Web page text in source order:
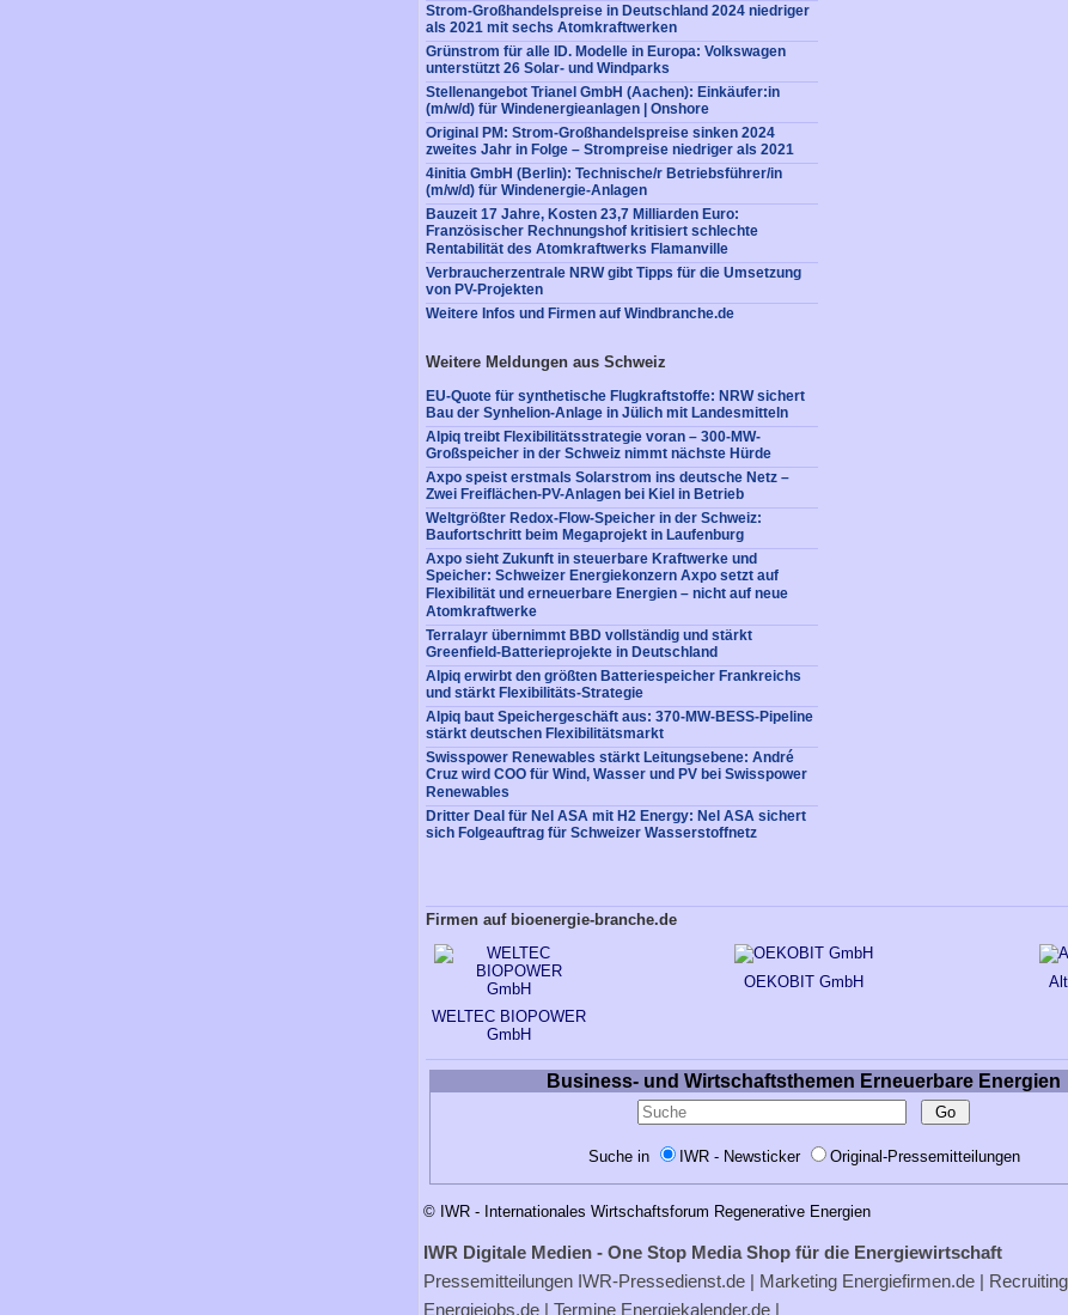
Strom-Großhandelspreise in Deutschland 2024 niedriger
als 2021 mit sechs Atomkraftwerken
Grünstrom für alle ID. Modelle in Europa: Volkswagen
unterstützt 26 Solar- und Windparks
Stellenangebot Trianel GmbH (Aachen): Einkäufer:in
(m/w/d) für Windenergieanlagen | Onshore
Original PM: Strom-Großhandelspreise sinken 2024
zweites Jahr in Folge – Strompreise niedriger als 2021
4initia GmbH (Berlin): Technische/r Betriebsführer/in
(m/w/d) für Windenergie-Anlagen
Bauzeit 17 Jahre, Kosten 23,7 Milliarden Euro:
Französischer Rechnungshof kritisiert schlechte
Rentabilität des Atomkraftwerks Flamanville
Verbraucherzentrale NRW gibt Tipps für die Umsetzung
von PV-Projekten
Weitere Infos und Firmen auf Windbranche.de
Weitere Meldungen aus Schweiz
EU-Quote für synthetische Flugkraftstoffe: NRW sichert
Bau der Synhelion-Anlage in Jülich mit Landesmitteln
Alpiq treibt Flexibilitätsstrategie voran – 300-MW-
Großspeicher in der Schweiz nimmt nächste Hürde
Axpo speist erstmals Solarstrom ins deutsche Netz –
Zwei Freiflächen-PV-Anlagen bei Kiel in Betrieb
Weltgrößter Redox-Flow-Speicher in der Schweiz:
Baufortschritt beim Megaprojekt in Laufenburg
Axpo sieht Zukunft in steuerbare Kraftwerke und
Speicher: Schweizer Energiekonzern Axpo setzt auf
Flexibilität und erneuerbare Energien – nicht auf neue
Atomkraftwerke
Terralayr übernimmt BBD vollständig und stärkt
Greenfield-Batterieprojekte in Deutschland
Alpiq erwirbt den größten Batteriespeicher Frankreichs
und stärkt Flexibilitäts-Strategie
Alpiq baut Speichergeschäft aus: 370-MW-BESS-Pipeline
stärkt deutschen Flexibilitätsmarkt
Swisspower Renewables stärkt Leitungsebene: André
Cruz wird COO für Wind, Wasser und PV bei Swisspower
Renewables
Dritter Deal für Nel ASA mit H2 Energy: Nel ASA sichert
sich Folgeauftrag für Schweizer Wasserstoffnetz
Firmen auf bioenergie-branche.de
WELTEC BIOPOWER
GmbH
OEKOBIT GmbH
Business- und Wirtschaftsthemen Erneuerbare Energien
Suche in IWR - Newsticker Original-Pressemitteilungen
© IWR - Internationales Wirtschaftsforum Regenerative Energien
IWR Digitale Medien - One Stop Media Shop für die Energiewirtschaft
Pressemitteilungen IWR-Pressedienst.de | Marketing Energiefirmen.de | Recruiting
Energiejobs.de | Termine Energiekalender.de |